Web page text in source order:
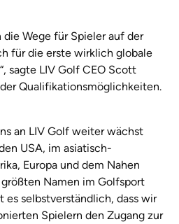
Wege für Spieler auf der
für die erste wirklich globale
sagte LIV Golf CEO Scott
Qualifikationsmöglichkeiten.
an LIV Golf weiter wächst
USA, im asiatisch-
Europa und dem Nahen
Namen im Golfsport
selbstverständlich, dass wir
Spielern den Zugang zur